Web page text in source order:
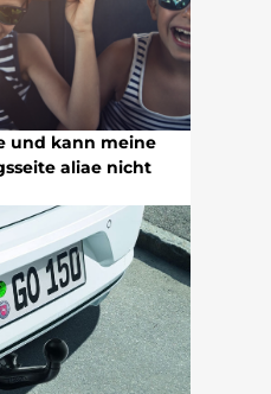
und kann meine
aliae nicht